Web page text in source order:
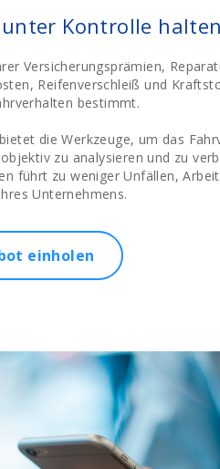
Kontrolle halten
Versicherungsprämien,
Reifenverschleiß und
bestimmt.
die Werkzeuge, um das
zu analysieren und zu
führt zu weniger Unfällen,
Unternehmens.
einholen